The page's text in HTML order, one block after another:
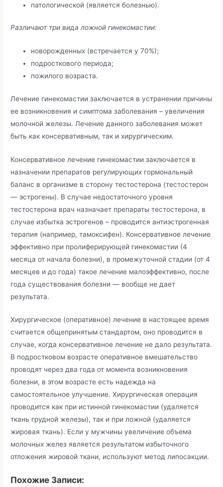
патологической (является болезнью).
Различают три вида ложной гинекомастии:
новорожденных (встречается у 70%);
подросткового периода;
пожилого возраста.
Лечение гинекомастии заключается в устранении причины
ее возникновения и симптома заболевания – увеличения
молочной железы. Лечение данного заболевания может
быть как консервативным, так и хирургическим.
Консервативное лечение гинекомастии заключается в
назначении препаратов регулирующих гормональный
баланс в организме в сторону тестостерона (тестостерон
— эстрогены). В случае недостаточного уровня
тестостерона врач назначает препараты тестостерона, в
случае избытка эстрогенов – проводится антиэстрогенная
терапия (например, тамоксифен). Консервативное лечение
эффективно при пролиферирующей гинекомастии (4
месяца от начала болезни), в промежуточной стадии (от 4
месяцев и до года) такое лечение малоэффективно, после
года существования болезни — вообще не дает
результата.
Хирургическое (оперативное) лечение в настоящее время
считается общепринятым стандартом, оно проводится в
случае, когда консервативное лечение не дало результата.
В подростковом возрасте оперативное вмешательство
проводят через два года от момента возникновения
болезни, в этом возрасте есть надежда на
самостоятельное улучшение. Хирургическая операция
проводится как при истинной гинекомастии (удаляется
ткань грудной железы), так и при ложной (удаляется
жировая ткань). Если у мужчины увеличение объема
молочных желез является результатом избыточного
отложения жировой ткани, используют метод липосакции.
Похожие Записи: